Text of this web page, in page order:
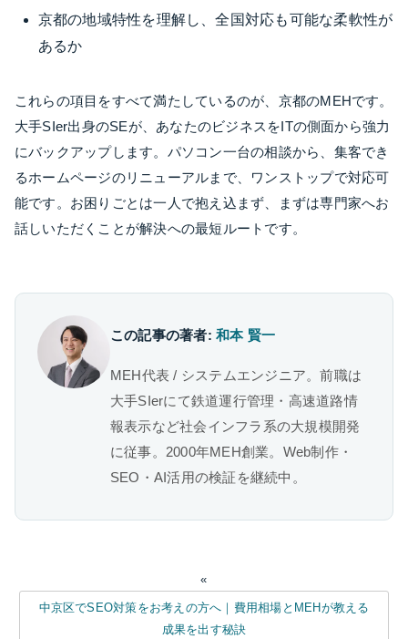
京都の地域特性を理解し、全国対応も可能な柔軟性が
あるか
これらの項目をすべて満たしているのが、京都のMEHです。
大手SIer出身のSEが、あなたのビジネスをITの側面から強力
にバックアップします。パソコン一台の相談から、集客でき
るホームページのリニューアルまで、ワンストップで対応可
能です。お困りごとは一人で抱え込まず、まずは専門家へお
話しいただくことが解決への最短ルートです。
この記事の著者:和本 賢一
MEH代表 / システムエンジニア。前職は
大手SIerにて鉄道運行管理・高速道路情
報表示など社会インフラ系の大規模開発
に従事。2000年MEH創業。Web制作・
SEO・AI活用の検証を継続中。
«
中京区でSEO対策をお考えの方へ｜費用相場とMEHが教える
成果を出す秘訣